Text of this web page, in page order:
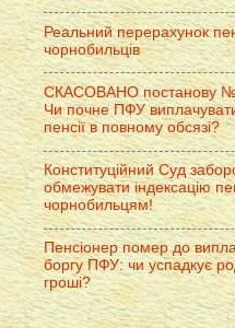
Реальний перерахунок
чорнобильців
СКАСОВАНО постанову
Чи почне ПФУ
пенсії в повному обсязі?
Конституційний Суд
обмежувати індексацію
чорнобильцям!
Пенсіонер помер до
боргу ПФУ: чи успадкує
гроші?